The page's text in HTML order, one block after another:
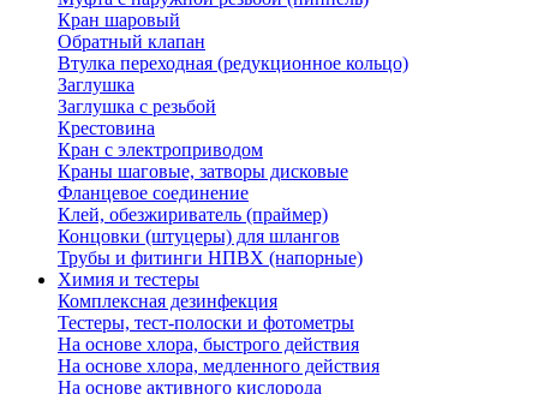
Кран шаровый
Обратный клапан
Втулка переходная (редукционное кольцо)
Заглушка
Заглушка с резьбой
Крестовина
Кран с электроприводом
Краны шаговые, затворы дисковые
Фланцевое соединение
Клей, обезжириватель (праймер)
Концовки (штуцеры) для шлангов
Трубы и фитинги НПВХ (напорные)
Химия и тестеры
Комплексная дезинфекция
Тестеры, тест-полоски и фотометры
На основе хлора, быстрого действия
На основе хлора, медленного действия
На основе активного кислорода